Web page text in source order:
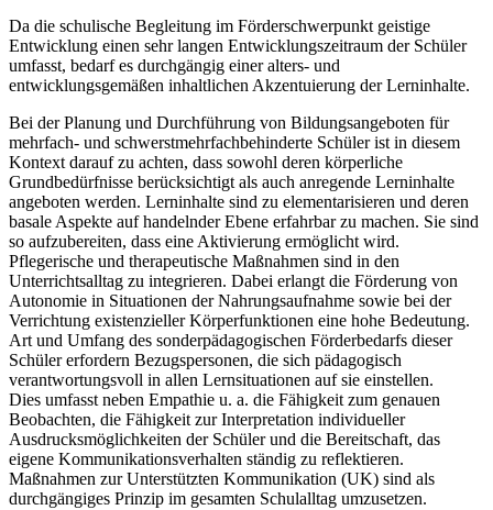
Da die schulische Begleitung im Förderschwerpunkt geistige
Entwicklung einen sehr langen Entwicklungszeitraum der Schüler
umfasst, bedarf es durchgängig einer alters- und
entwicklungsgemäßen inhaltlichen Akzentuierung der Lerninhalte.
Bei der Planung und Durchführung von Bildungsangeboten für
mehrfach- und schwerstmehrfachbehinderte Schüler ist in diesem
Kontext darauf zu achten, dass sowohl deren körperliche
Grundbedürfnisse berücksichtigt als auch anregende Lerninhalte
angeboten werden. Lerninhalte sind zu elementarisieren und deren
basale Aspekte auf handelnder Ebene erfahrbar zu machen. Sie sind
so aufzubereiten, dass eine Aktivierung ermöglicht wird.
Pflegerische und therapeutische Maßnahmen sind in den
Unterrichtsalltag zu integrieren. Dabei erlangt die Förderung von
Autonomie in Situationen der Nahrungsaufnahme sowie bei der
Verrichtung existenzieller Körperfunktionen eine hohe Bedeutung.
Art und Umfang des sonderpädagogischen Förderbedarfs dieser
Schüler erfordern Bezugspersonen, die sich pädagogisch
verantwortungsvoll in allen Lernsituationen auf sie einstellen.
Dies umfasst neben Empathie u. a. die Fähigkeit zum genauen
Beobachten, die Fähigkeit zur Interpretation individueller
Ausdrucksmöglichkeiten der Schüler und die Bereitschaft, das
eigene Kommunikationsverhalten ständig zu reflektieren.
Maßnahmen zur Unterstützten Kommunikation (UK) sind als
durchgängiges Prinzip im gesamten Schulalltag umzusetzen.